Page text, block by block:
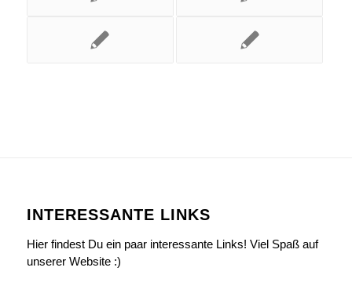
INTERESSANTE LINKS
Hier findest Du ein paar interessante Links! Viel Spaß auf
unserer Website :)